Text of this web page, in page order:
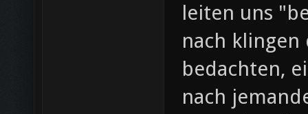
leiten uns
nach
bedachten,
nach